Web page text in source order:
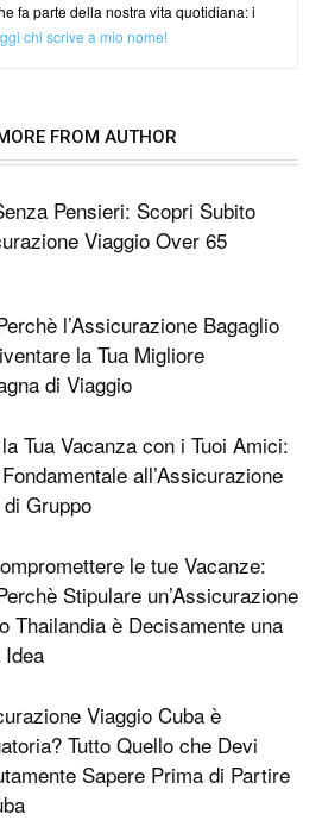
fa parte della nostra vita quotidiana: i
chi scrive a mio nome!
FROM AUTHOR
Pensieri: Scopri Subito
Viaggio Over 65
l’Assicurazione Bagaglio
la Tua Migliore
di Viaggio
Tua Vacanza con i Tuoi Amici:
all’Assicurazione
Gruppo
le tue Vacanze:
Stipulare un’Assicurazione
Thailandia è Decisamente una
Idea
Viaggio Cuba è
Tutto Quello che Devi
Sapere Prima di Partire